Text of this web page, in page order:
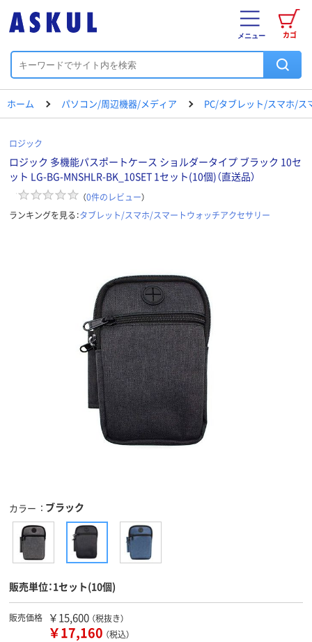
カゴ
メニュー
ホーム パソコン/周辺機器/メディア PC/タブレット/スマホ/ス
ロジック
ロジック 多機能パスポートケース ショルダータイプ ブラック 10セ
ット LG-BG-MNSHLR-BK_10SET 1セット(10個)（直送品）
（0件のレビュー）
ランキングを見る：タブレット/スマホ/スマートウォッチアクセサリー
カラー ブラック
販売単位：1セット(10個)
販売価格 ￥15,600 （税抜き）
￥17,160 （税込）